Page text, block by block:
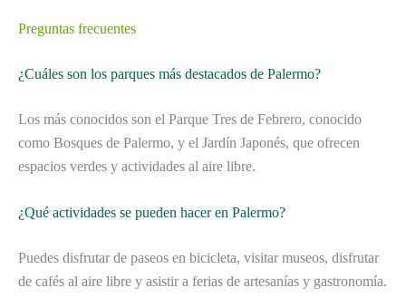
Preguntas frecuentes
¿Cuáles son los parques más destacados de Palermo?
Los más conocidos son el Parque Tres de Febrero, conocido
como Bosques de Palermo, y el Jardín Japonés, que ofrecen
espacios verdes y actividades al aire libre.
¿Qué actividades se pueden hacer en Palermo?
Puedes disfrutar de paseos en bicicleta, visitar museos, disfrutar
de cafés al aire libre y asistir a ferias de artesanías y gastronomía.